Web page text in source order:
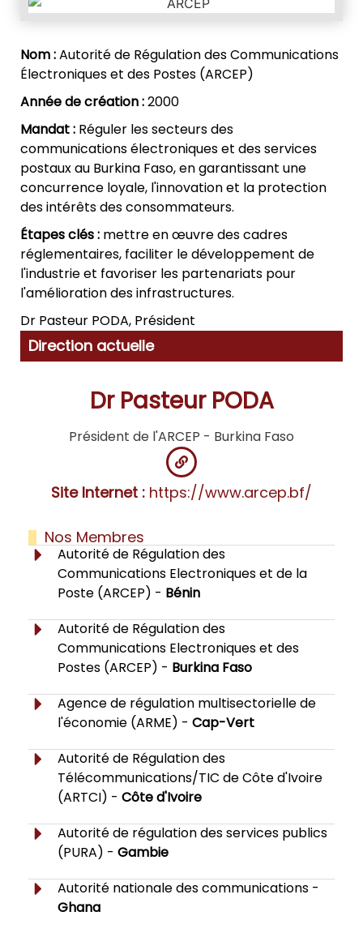
Nom :Autorité de Régulation des Communications
Électroniques et des Postes (ARCEP)
Année de création :2000
Mandat : Réguler les secteurs des
communications électroniques et des services
postaux au Burkina Faso, en garantissant une
concurrence loyale, l'innovation et la protection
des intérêts des consommateurs.
Étapes clés : mettre en œuvre des cadres
réglementaires, faciliter le développement de
l'industrie et favoriser les partenariats pour
l'amélioration des infrastructures.
Dr Pasteur PODA, Président
Direction actuelle
Dr Pasteur PODA
Président de l'ARCEP - Burkina Faso
Site Internet : https://www.arcep.bf/
Nos Membres
Autorité de Régulation des
Communications Electroniques et de la
Poste (ARCEP) - Bénin
Autorité de Régulation des
Communications Electroniques et des
Postes (ARCEP) - Burkina Faso
Agence de régulation multisectorielle de
l'économie (ARME) -Cap-Vert
Autorité de Régulation des
Télécommunications/TIC de Côte d'Ivoire
(ARTCI) -Côte d'Ivoire
Autorité de régulation des services publics
(PURA) -Gambie
Autorité nationale des communications -
Ghana